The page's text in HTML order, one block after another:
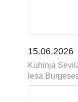
15.06.2026
Kuhinja
lesa